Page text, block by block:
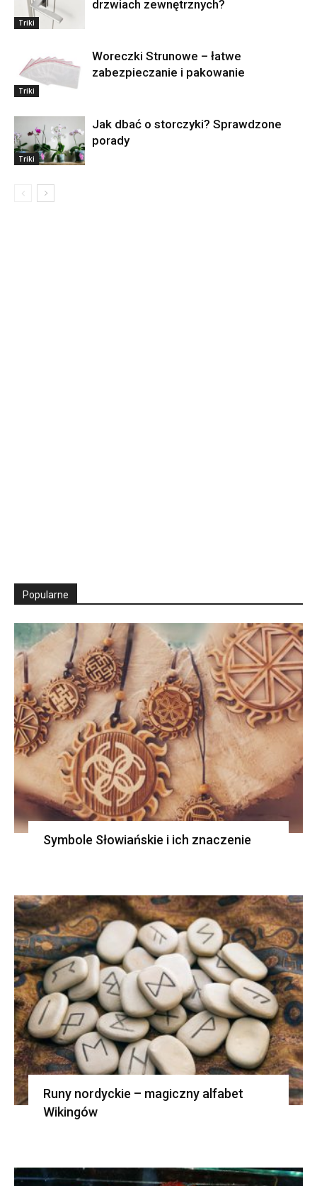
Triki
drzwiach zewnętrznych?
Triki
Woreczki Strunowe – łatwe
zabezpieczanie i pakowanie
Triki
Jak dbać o storczyki? Sprawdzone
porady
Popularne
Symbole Słowiańskie i ich znaczenie
Runy nordyckie – magiczny alfabet
Wikingów